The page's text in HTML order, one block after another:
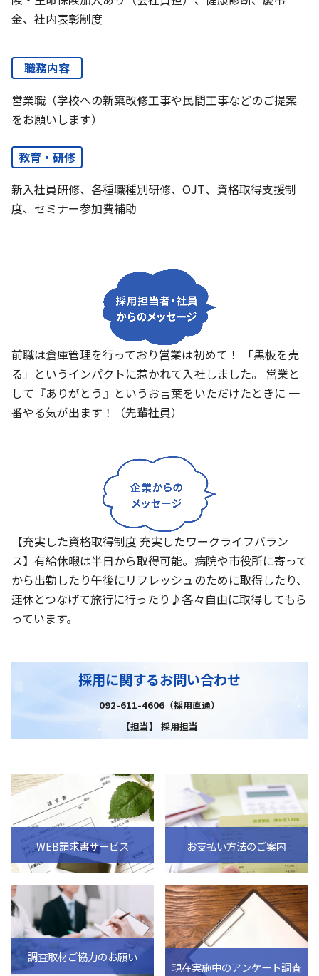
金、社内表彰制度
職務内容
営業職（学校への新築改修工事や民間工事などのご提案
をお願いします）
教育・研修
新入社員研修、各種職種別研修、OJT、資格取得支援制
度、セミナー参加費補助
前職は倉庫管理を行っており営業は初めて！ 「黒板を売
る」というインパクトに惹かれて入社しました。 営業と
して『ありがとう』というお言葉をいただけたときに 一
番やる気が出ます！（先輩社員）
【充実した資格取得制度 充実したワークライフバラン
ス】有給休暇は半日から取得可能。病院や市役所に寄って
から出勤したり午後にリフレッシュのために取得したり、
連休とつなげて旅行に行ったり♪各々自由に取得してもら
っています。
採用に関するお問い合わせ
092-611-4606（採用直通）
【担当】 採用担当
WEB請求書サービス お支払い方法のご案内
調査取材ご協力のお願い
現在実施中のアンケート調査